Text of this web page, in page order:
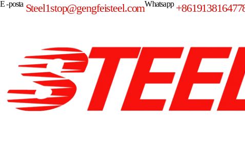
E -posta Steel1stop@gengfeisteel.comWhatsapp